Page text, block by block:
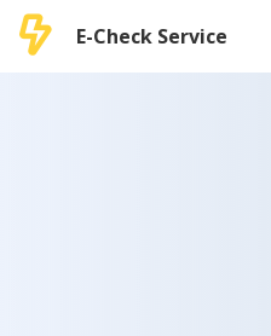
E-Check Service